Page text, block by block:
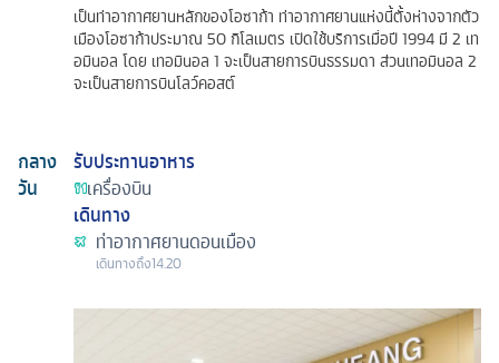
เป็นท่าอากาศยานหลักของโอซาก้า ท่าอากาศยานแห่งนี้ตั้งห่างจากตัว
เมืองโอซาก้าประมาณ 50 กิโลเมตร เปิดใช้บริการเมื่อปี 1994 มี 2 เท
อมินอล โดย เทอมินอล 1 จะเป็นสายการบินธรรมดา ส่วนเทอมินอล 2
จะเป็นสายการบินโลว์คอสต์
กลาง
วัน
รับประทานอาหาร
เครื่องบิน
เดินทาง
ท่าอากาศยานดอนเมือง
เดินทางถึง14.20